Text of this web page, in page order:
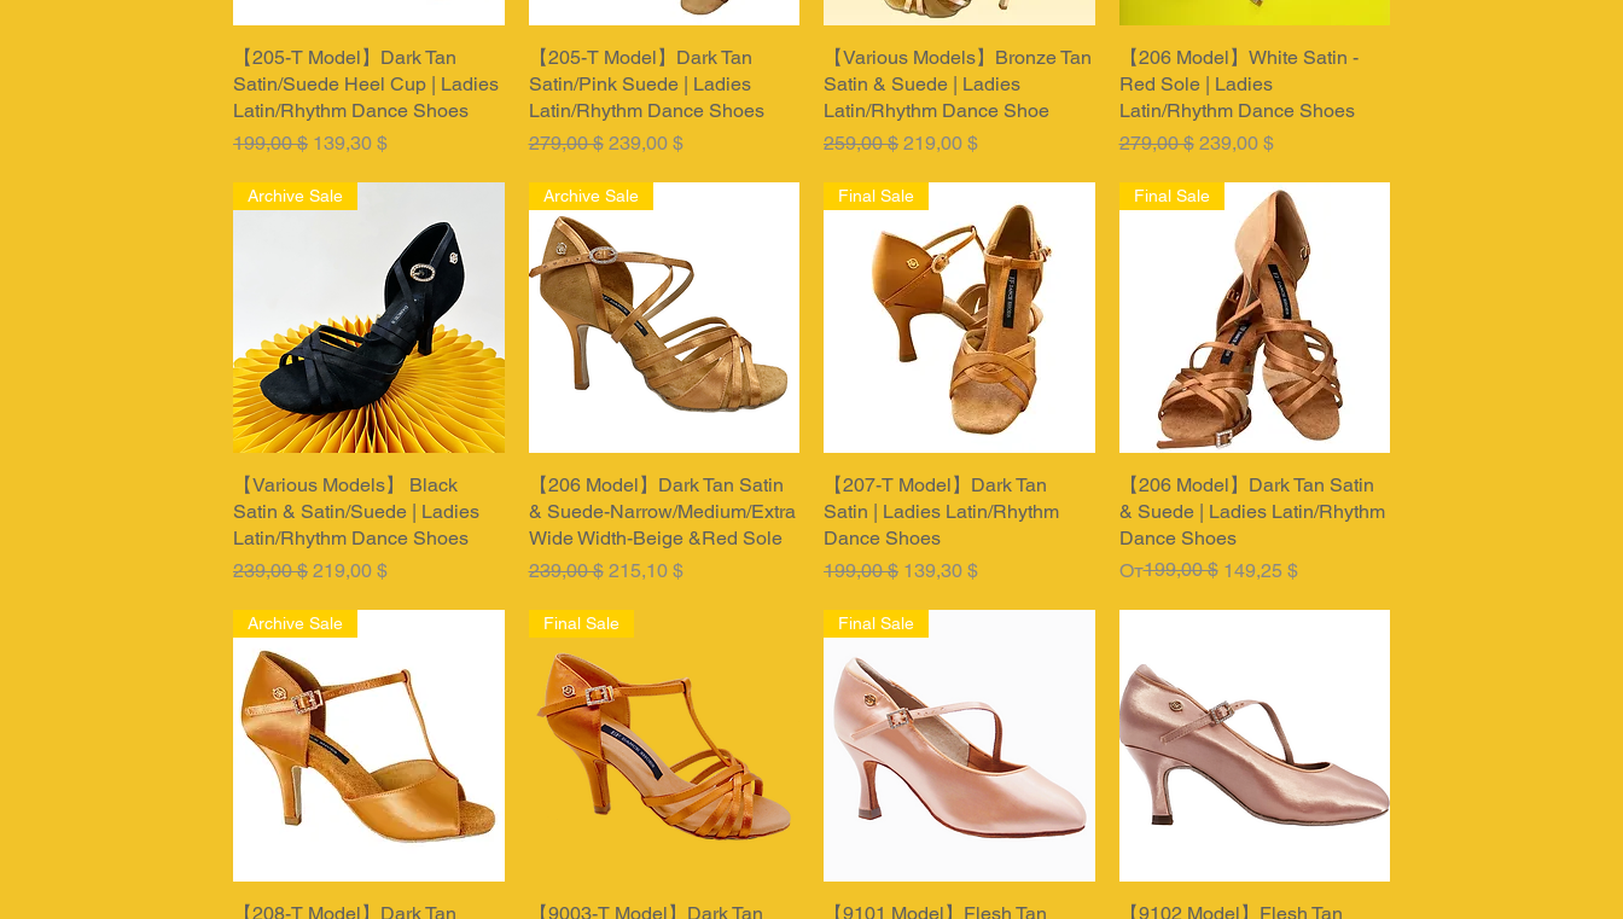
Быстрый просмотр
【205-T Model】Dark Tan
Satin/Suede Heel Cup | Ladies
Latin/Rhythm Dance Shoes
Обычная цена
199,00 $ Цена со скидкой
139,30 $
Быстрый просмотр
【205-T Model】Dark Tan
Satin/Pink Suede | Ladies
Latin/Rhythm Dance Shoes
Обычная цена
279,00 $ Цена со скидкой
239,00 $
Быстрый просмотр
【Various Models】Bronze Tan
Satin & Suede | Ladies
Latin/Rhythm Dance Shoe
Обычная цена
259,00 $ Цена со скидкой
219,00 $
Быстрый просмотр
【206 Model】White Satin -
Red Sole | Ladies
Latin/Rhythm Dance Shoes
Обычная цена
279,00 $ Цена со скидкой
239,00 $
Быстрый просмотр
Archive Sale
【Various Models】 Black
Satin & Satin/Suede | Ladies
Latin/Rhythm Dance Shoes
Обычная цена
239,00 $ Цена со скидкой
219,00 $
Быстрый просмотр
Archive Sale
【206 Model】Dark Tan Satin
& Suede-Narrow/Medium/Extra
Wide Width-Beige &Red Sole
Обычная цена
239,00 $ Цена со скидкой
215,10 $
Быстрый просмотр
Final Sale
【207-T Model】Dark Tan
Satin | Ladies Latin/Rhythm
Dance Shoes
Обычная цена
199,00 $ Цена со скидкой
139,30 $
Быстрый просмотр
Final Sale
【206 Model】Dark Tan Satin
& Suede | Ladies Latin/Rhythm
Dance Shoes
От
Обычная цена
199,00 $ 149,25 $
Цена со скидкой
Быстрый просмотр
Archive Sale
【208-T Model】Dark Tan
Быстрый просмотр
Final Sale
【9003-T Model】Dark Tan
Быстрый просмотр
Final Sale
【9101 Model】Flesh Tan
Быстрый просмотр
【9102 Model】Flesh Tan